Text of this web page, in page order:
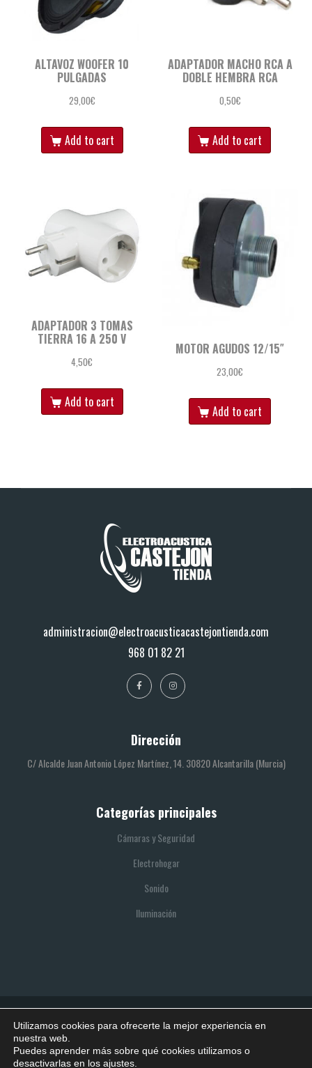
ALTAVOZ WOOFER 10
PULGADAS
29,00€
Add to cart
ADAPTADOR MACHO RCA A
DOBLE HEMBRA RCA
0,50€
Add to cart
ADAPTADOR 3 TOMAS
TIERRA 16 A 250 V
4,50€
Add to cart
MOTOR AGUDOS 12/15″
23,00€
Add to cart
administracion@electroacusticacastejontienda.com
968 01 82 21
Dirección
C/ Alcalde Juan Antonio López Martínez, 14. 30820 Alcantarilla (Murcia)
Categorías principales
Cámaras y Seguridad
Electrohogar
Sonido
Iluminación
© 2021 SITIO REALIZADO POR BOOTIK
Política de privacidad Política de cookies
Utilizamos cookies para ofrecerte la mejor experiencia en
nuestra web.
Puedes aprender más sobre qué cookies utilizamos o
desactivarlas en los ajustes.